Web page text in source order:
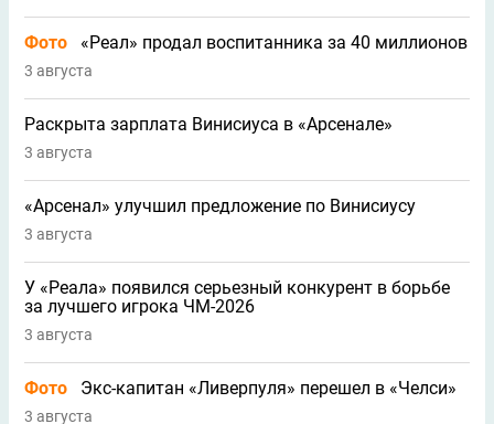
Фото «Реал» продал воспитанника за 40 миллионов
3 августа
Раскрыта зарплата Винисиуса в «Арсенале»
3 августа
«Арсенал» улучшил предложение по Винисиусу
3 августа
У «Реала» появился серьезный конкурент в борьбе
за лучшего игрока ЧМ-2026
3 августа
Фото Экс-капитан «Ливерпуля» перешел в «Челси»
3 августа